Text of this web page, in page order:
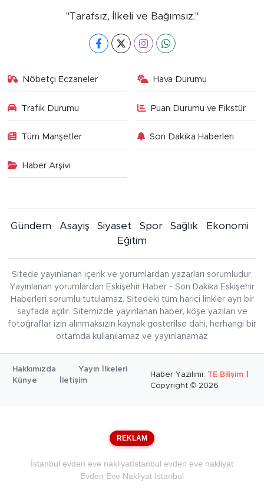
"Tarafsız, İlkeli ve Bağımsız."
Nöbetçi Eczaneler Hava Durumu
Trafik Durumu Puan Durumu ve Fikstür
Tüm Manşetler Son Dakika Haberleri
Haber Arşivi
Gündem Asayiş Siyaset Spor Sağlık
Ekonomi
Eğitim
Sitede yayınlanan içerik ve yorumlardan yazarları sorumludur.
Yayınlanan yorumlardan Eskişehir Haber - Son Dakika Eskişehir
Haberleri sorumlu tutulamaz. Sitedeki tüm harici linkler ayrı bir
sayfada açılır. Sitemizde yayınlanan haber, köşe yazıları ve
fotoğraflar izin alınmaksızın kaynak gösterilse dahi, herhangi bir
ortamda kullanılamaz ve yayınlanamaz
Hakkımızda
Yayın İlkeleri
Künye
İletişim
Haber Yazılımı: TE Bilişim
Copyright © 2026
REKLAM
İstanbul evden eve nakliyatİstanbul evden eve nakliyat
Evden Eve Nakliyat İstanbul